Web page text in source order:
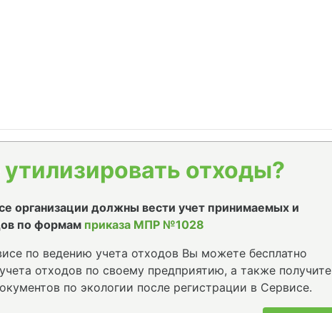
отходы?
организации должны вести учет принимаемых и
по формам приказа МПР №1028
по ведению учета отходов Вы можете бесплатно
отходов по своему предприятию, а также получите
по экологии после регистрации в Сервисе.